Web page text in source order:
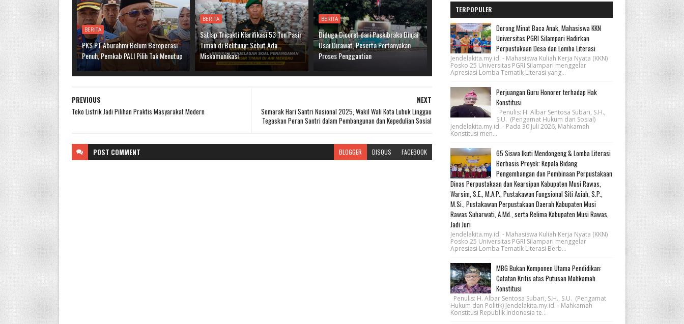
BERITA
PKS PT Aburahmi Belum Beroperasi
Penuh, Pemkab PALI Pilih Tak Menutup
BERITA
Satlap Tricakti Klarifikasi 53 Ton Pasir
Timah di Belitung: Sebut Ada
Miskomunikasi
BERITA
Diduga Dicoret dari Paskibraka Binjai
Usai Dirawat, Peserta Pertanyakan
Proses Penggantian
NEXT
Semarak Hari Santri Nasional 2025, Wakil Wali Kota Lubuk Linggau
Tegaskan Peran Santri dalam Pembangunan dan Kepedulian Sosial
PREVIOUS
Teko Listrik Jadi Pilihan Praktis Masyarakat Modern
POST COMMENT BLOGGER DISQUS FACEBOOK
TERPOPULER
Dorong Minat Baca Anak, Mahasiswa KKN
Universitas PGRI Silampari Hadirkan
Perpustakaan Desa dan Lomba Literasi
Jendelakita.my.id. - Mahasiswa Kuliah Kerja Nyata (KKN)
Posko 25 Universitas PGRI Silampari menggelar
Apresiasi Lomba Tematik Literasi yang...
Perjuangan Guru Honorer terhadap Hak
Konstitusi
Penulis: H. Albar Sentosa Subari, S.H.,
S.U. (Pengamat Hukum dan Sosial)
Jendelakita.my.id. - Pada 30 Juli 2026, Mahkamah
Konstitusi men...
65 Siswa Ikuti Mendongeng & Lomba Literasi
Berbasis Proyek: Kepala Bidang
Pengembangan dan Pembinaan Perpustakaan
Dinas Perpustakaan dan Kearsipan Kabupaten Musi Rawas,
Warsim, S.E., M.A.P., Pustakawan Fungsional Siti Asiah, S.P.,
M.Si., Pustakawan Perpustakaan Daerah Kabupaten Musi
Rawas Suharwati, A.Md., serta Relima Kabupaten Musi Rawas,
Jadi Juri
Jendelakita.my.id. - Mahasiswa Kuliah Kerja Nyata (KKN)
Posko 25 Universitas PGRI Silampari menggelar
Apresiasi Lomba Tematik Literasi Berb...
MBG Bukan Komponen Utama Pendidikan:
Catatan Kritis atas Putusan Mahkamah
Konstitusi
Penulis: H. Albar Sentosa Subari, S.H., S.U. (Pengamat
Hukum dan Politik) Jendelakita.my.id. - Mahkamah
Konstitusi Republik Indonesia te...